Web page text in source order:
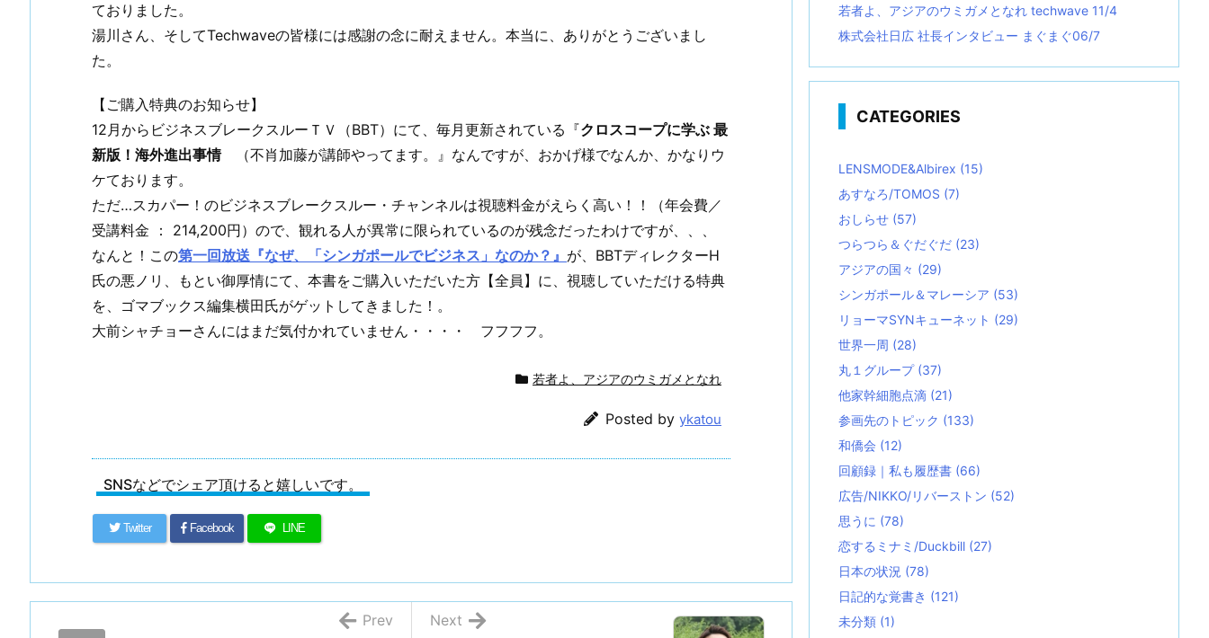
ておりました。
湯川さん、そしてTechwaveの皆様には感謝の念に耐えません。本当に、ありがとうございまし
た。
【ご購入特典のお知らせ】
12月からビジネスブレークスルーＴＶ（BBT）にて、毎月更新されている『クロスコープに学ぶ 最
新版！海外進出事情（不肖加藤が講師やってます。』なんですが、おかげ様でなんか、かなりウ
ケております。
ただ…スカパー！のビジネスブレークスルー・チャンネルは視聴料金がえらく高い！！（年会費／
受講料金 ： 214,200円）ので、観れる人が異常に限られているのが残念だったわけですが、、、
なんと！この第一回放送『なぜ、「シンガポールでビジネス」なのか？』 が、BBTディレクターH
氏の悪ノリ、もとい御厚情にて、本書をご購入いただいた方【全員】に、視聴していただける特典
を、ゴマブックス編集横田氏がゲットしてきました！。
大前シャチョーさんにはまだ気付かれていません・・・・ フフフフ。
若者よ、アジアのウミガメとなれ
Posted by ykatou
SNSなどでシェア頂けると嬉しいです。
Twitter Facebook LINE
Next
Prev
若者よ、アジアのウミガメとなれ techwave 11/4
株式会社日広 社長インタビュー まぐまぐ06/7
CATEGORIES
LENSMODE&Albirex (15)
あすなろ/TOMOS (7)
おしらせ (57)
つらつら＆ぐだぐだ (23)
アジアの国々 (29)
シンガポール＆マレーシア (53)
リョーマSYNキューネット (29)
世界一周 (28)
丸１グループ (37)
他家幹細胞点滴 (21)
参画先のトピック (133)
和僑会 (12)
回顧録｜私も履歴書 (66)
広告/NIKKO/リバーストン (52)
思うに (78)
恋するミナミ/Duckbill (27)
日本の状況 (78)
日記的な覚書き (121)
未分類 (1)